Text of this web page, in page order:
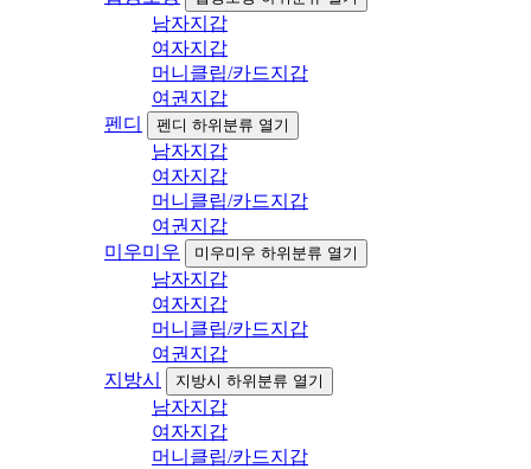
남자지갑
여자지갑
머니클립/카드지갑
여권지갑
펜디
펜디 하위분류 열기
남자지갑
여자지갑
머니클립/카드지갑
여권지갑
미우미우
미우미우 하위분류 열기
남자지갑
여자지갑
머니클립/카드지갑
여권지갑
지방시
지방시 하위분류 열기
남자지갑
여자지갑
머니클립/카드지갑